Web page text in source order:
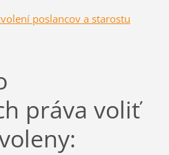
poslancov a starostu
práva voliť